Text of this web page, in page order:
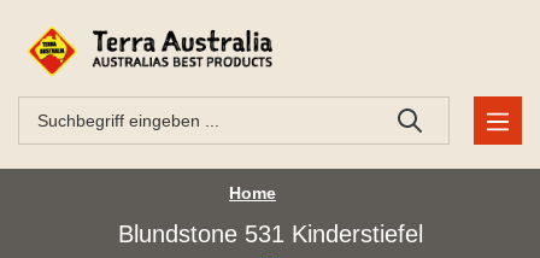
Home
Blundstone 531 Kinderstiefel